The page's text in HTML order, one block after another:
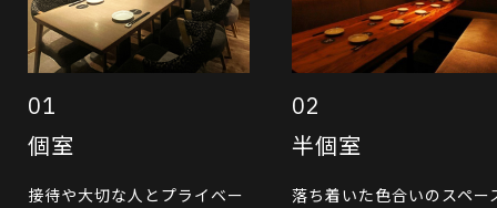
01
個室
接待や大切な人とプライベー
02
半個室
落ち着いた色合いのスペー